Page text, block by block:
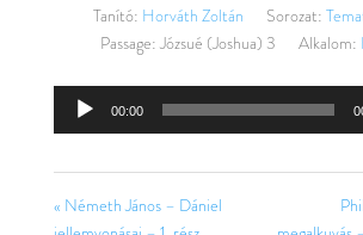
Tanító: Horváth Zoltán Sorozat:
Passage: Józsué (Joshua) 3 Alkalom:
Audió
00:00
« Németh János – Dániel